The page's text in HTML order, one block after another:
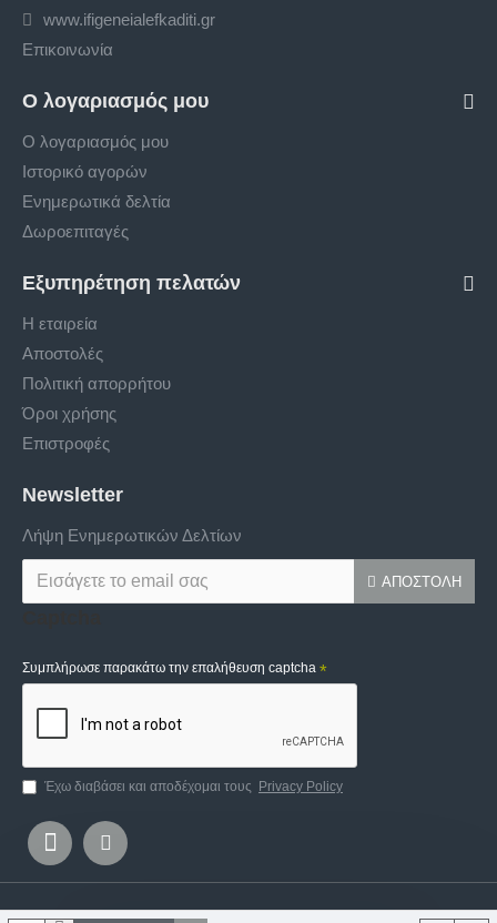
www.ifigeneialefkaditi.gr
Επικοινωνία
Ο λογαριασμός μου
Ο λογαριασμός μου
Ιστορικό αγορών
Ενημερωτικά δελτία
Δωροεπιταγές
Εξυπηρέτηση πελατών
Η εταιρεία
Αποστολές
Πολιτική απορρήτου
Όροι χρήσης
Επιστροφές
Newsletter
Λήψη Ενημερωτικών Δελτίων
ΑΠΟΣΤΟΛΉ
Συμπλήρωσε παρακάτω την επαλήθευση captcha
Έχω διαβάσει και αποδέχομαι τους Privacy Policy
Copyright © 2020, Ifigeneia Lefkaditi, All Rights Reserved